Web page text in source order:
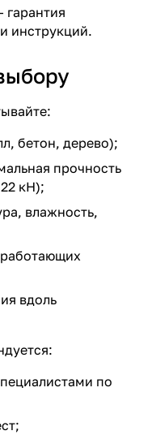
гарантия
инструкций.
бетон, дерево);
прочность
кН);
влажность,
вдоль
по